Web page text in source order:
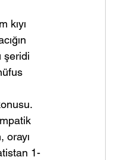
kıyı
şeridi
orayı
1-